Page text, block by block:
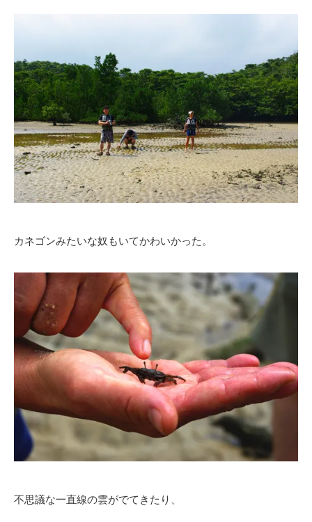
カネゴンみたいな奴もいてかわいかった。
不思議な一直線の雲がでてきたり、